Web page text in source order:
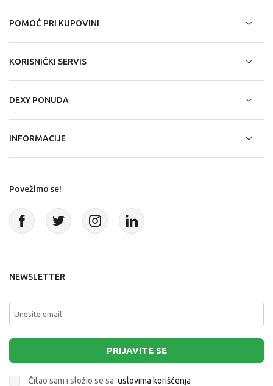
POMOĆ PRI KUPOVINI
KORISNIČKI SERVIS
DEXY PONUDA
INFORMACIJE
Povežimo se!
NEWSLETTER
PRIJAVITE SE
Čitao sam i složio se sa uslovima korišćenja